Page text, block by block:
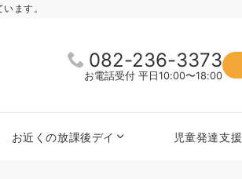
ます。
082-236-3373
お電話受付 平日10:00〜18:00
お近くの放課後デイ 児童発達支援